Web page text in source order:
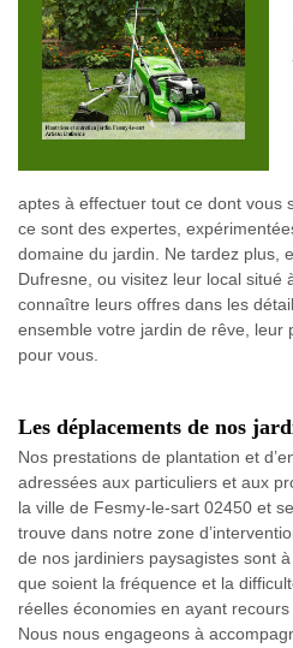
aptes à effectuer tout ce dont vous
ce sont des expertes,
domaine du jardin. Ne tardez plus,
Dufresne, ou visitez leur local situé
connaître leurs offres dans les
ensemble votre jardin de rêve, leur
pour vous.
Les déplacements de nos
Nos prestations de plantation et
adressées aux particuliers et aux
la ville de Fesmy-le-sart 02450 et
trouve dans notre zone
de nos jardiniers paysagistes sont
que soient la fréquence et la
réelles économies en ayant
Nous nous engageons à